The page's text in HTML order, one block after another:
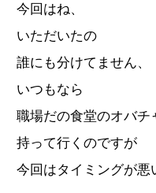
今回はね、
いただいたの
誰にも分けてません、
いつもなら
職場だの食堂のオバチ
持って行くのですが
今回はタイミングが悪